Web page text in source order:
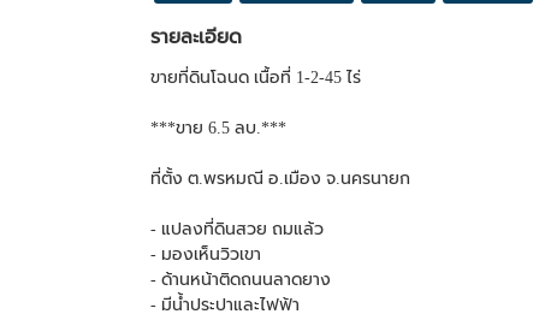
รายละเอียด
ขายที่ดินโฉนด เนื้อที่ 1-2-45 ไร่
***ขาย 6.5 ลบ.***
ที่ตั้ง ต.พรหมณี อ.เมือง จ.นครนายก
- แปลงที่ดินสวย ถมแล้ว
- มองเห็นวิวเขา
- ด้านหน้าติดถนนลาดยาง
- มีน้ำประปาและไฟฟ้า